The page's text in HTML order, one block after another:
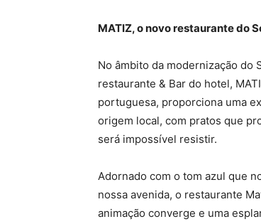
MATIZ, o novo restaurante do
No âmbito da modernização do
restaurante & Bar do hotel,
portuguesa, proporciona uma
origem local, com pratos que
será impossível resistir.
Adornado com o tom azul que
nossa avenida, o restaurante
animação converge e uma